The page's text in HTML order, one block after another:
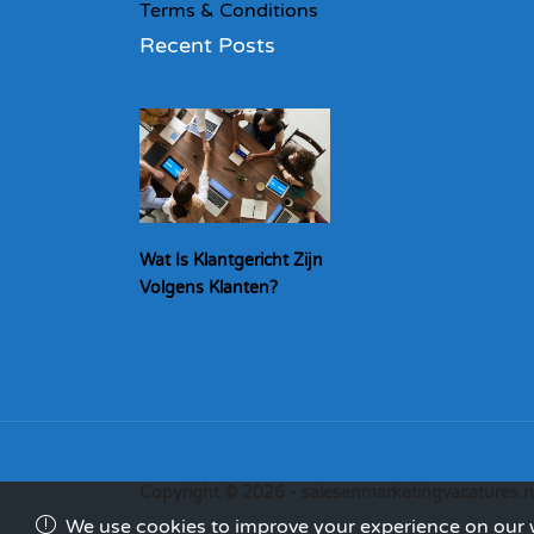
Terms & Conditions
Recent Posts
Wat Is Klantgericht Zijn
Volgens Klanten?
We use cookies to improve your experience on